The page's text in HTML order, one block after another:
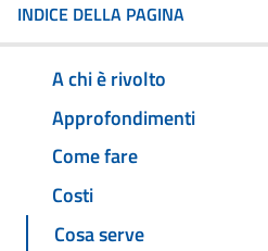
INDICE DELLA PAGINA
A chi è rivolto
Approfondimenti
Come fare
Costi
Cosa serve